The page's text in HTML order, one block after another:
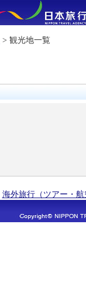
> 観光地一覧
海外旅行（ツアー・航